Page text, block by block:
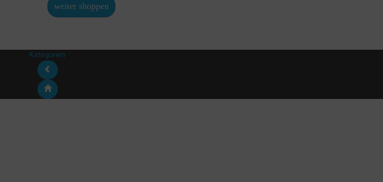
weiter shoppen
Kategorien